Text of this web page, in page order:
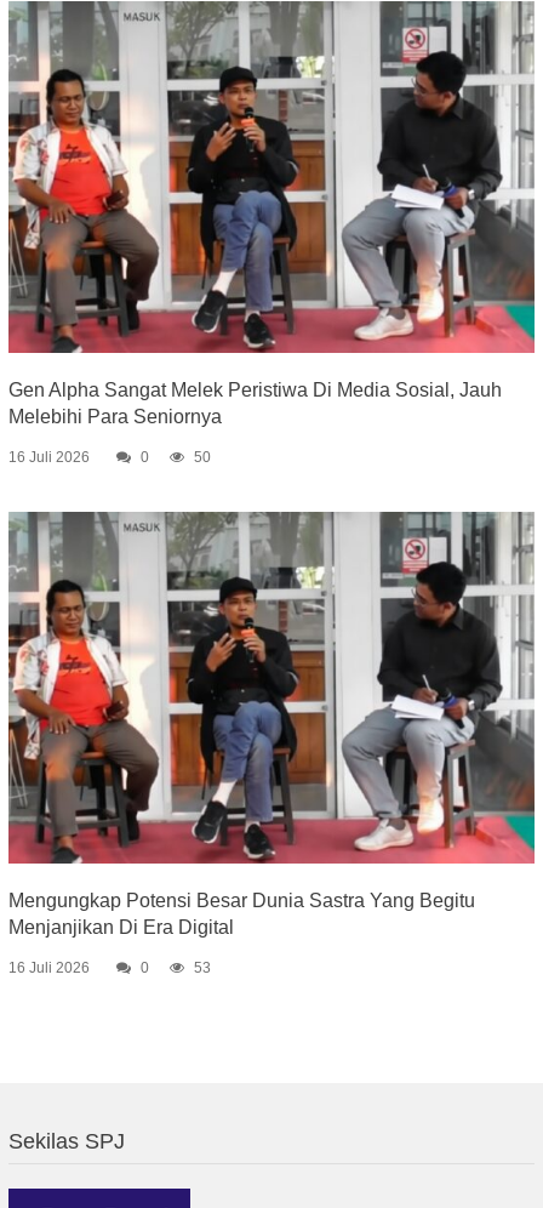
Gen Alpha Sangat Melek Peristiwa Di Media Sosial, Jauh
Melebihi Para Seniornya
16 Juli 2026 0 50
Mengungkap Potensi Besar Dunia Sastra Yang Begitu
Menjanjikan Di Era Digital
16 Juli 2026 0 53
Sekilas SPJ